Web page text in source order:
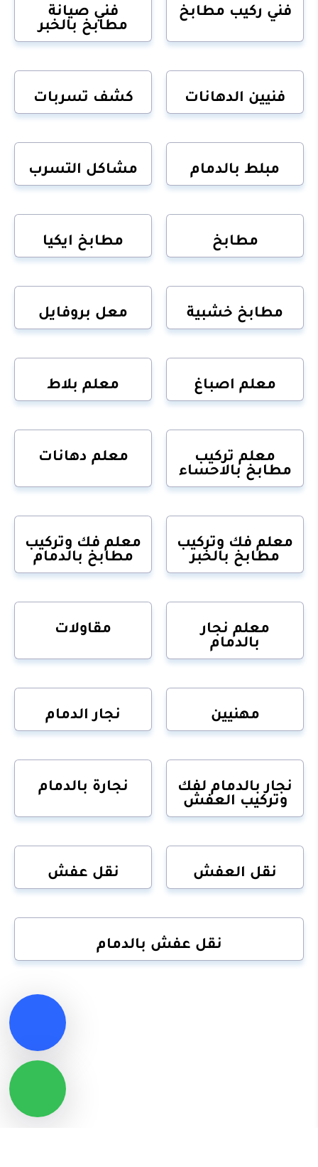
فني ركيب مطابخ
فني صيانة
مطابخ بالخبر
فنيين الدهانات كشف تسربات
مبلط بالدمام مشاكل التسرب
مطابخ مطابخ ايكيا
مطابخ خشبية معل بروفايل
معلم اصباغ معلم بلاط
معلم تركيب
مطابخ بالاحساء
معلم دهانات
معلم فك وتركيب
مطابخ بالخبر
معلم فك وتركيب
مطابخ بالدمام
معلم نجار
بالدمام
مقاولات
مهنيين نجار الدمام
نجار بالدمام لفك
وتركيب العفش
نجارة بالدمام
نقل العفش نقل عفش
نقل عفش بالدمام